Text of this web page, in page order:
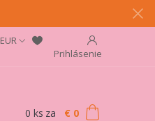
EUR
Prihlásenie
0 ks za € 0